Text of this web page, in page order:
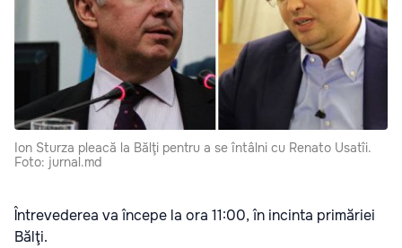
Ion Sturza pleacă la Bălţi pentru a se întâlni cu Renato Usatîi.
Foto: jurnal.md
Întrevederea va începe la ora 11:00, în incinta primăriei
Bălţi.